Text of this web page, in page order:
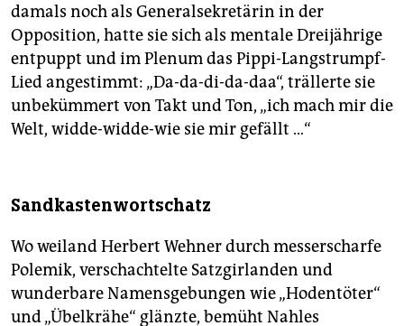
damals noch als Generalsekretärin in der
Opposition, hatte sie sich als mentale Dreijährige
entpuppt und im Plenum das Pippi-Langstrumpf-
Lied angestimmt: „Da-da-di-da-daa“, trällerte sie
unbekümmert von Takt und Ton, „ich mach mir die
Welt, widde-widde-wie sie mir gefällt …“
Sandkastenwortschatz
Wo weiland Herbert Wehner durch messerscharfe
Polemik, verschachtelte Satzgirlanden und
wunderbare Namensgebungen wie „Hodentöter“
und „Übelkrähe“ glänzte, bemüht Nahles